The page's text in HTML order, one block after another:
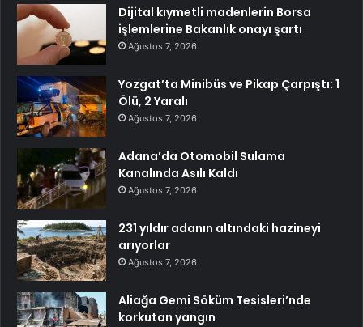
Dijital kıymetli madenlerin Borsa
işlemlerine Bakanlık onayı şartı
Ağustos 7, 2026
Yozgat’ta Minibüs ve Pikap Çarpıştı: 1
Ölü, 2 Yaralı
Ağustos 7, 2026
Adana’da Otomobil Sulama
Kanalında Asılı Kaldı
Ağustos 7, 2026
231 yıldır adanın altındaki hazineyi
arıyorlar
Ağustos 7, 2026
Aliağa Gemi Söküm Tesisleri’nde
korkutan yangın